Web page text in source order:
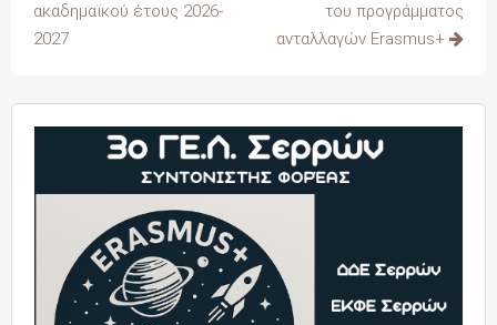
ακαδημαϊκού έτους 2026-
2027
του προγράμματος
ανταλλαγών Erasmus+